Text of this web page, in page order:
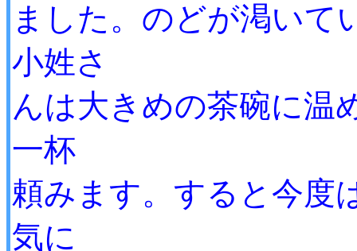
ました。のどが渇いて
小姓さ
んは大きめの茶碗に温
一杯
頼みます。すると今度
気に